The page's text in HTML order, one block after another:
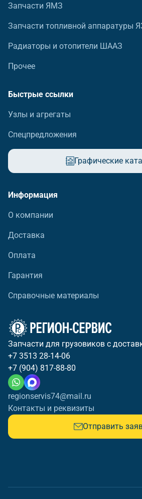
Запчасти ЯМЗ
Запчасти топливной аппаратуры
Радиаторы и отопители ШААЗ
Прочее
Быстрые ссылки
Узлы и агрегаты
Спецпредложения
Графические
Информация
О компании
Доставка
Оплата
Гарантия
Справочные материалы
Запчасти для грузовиков с
+7 3513 28-14-06
+7 (904) 817-88-80
regionservis74@mail.ru
Контакты и реквизиты
Отправить